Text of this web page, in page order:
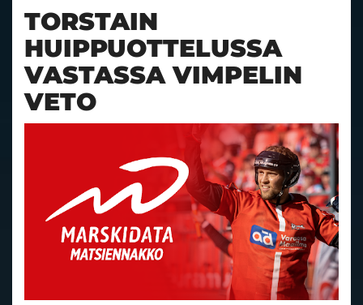
TORSTAIN
HUIPPUOTTELUSSA
VASTASSA VIMPELIN
VETO